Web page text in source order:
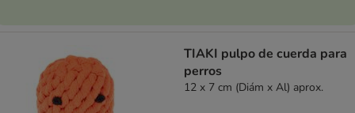
TIAKI pulpo de cuerda para
perros
12 x 7 cm (Diám x Al) aprox.